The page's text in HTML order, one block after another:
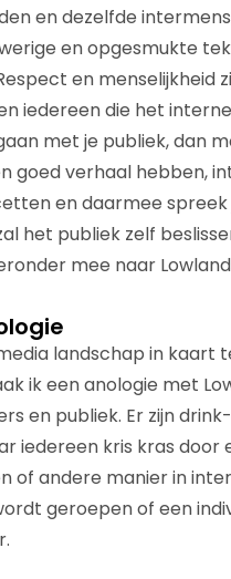
en dezelfde
en opgesmukte
en menselijkheid
iedereen die het
met je publiek, dan
goed verhaal hebben,
en daarmee
het publiek zelf
mee naar
landschap in kaart
ik een anologie met
en publiek. Er zijn
iedereen kris kras door
of andere manier in
geroepen of een